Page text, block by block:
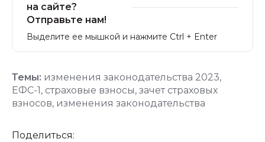
на сайте?
Отправьте нам!
Выделите ее мышкой и нажмите Ctrl + Enter
Темы: изменения законодательства 2023,
ЕФС-1, страховые взносы, зачет страховых
взносов, изменения законодательства
Поделиться: